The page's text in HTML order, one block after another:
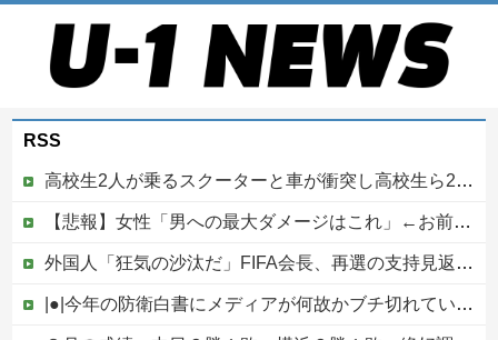
RSS
高校生2人が乗るスクーターと車が衝突し高校生ら2人が死傷、車の運転手を逮捕
【悲報】女性「男への最大ダメージはこれ」←お前ら耐えられる？
外国人「狂気の沙汰だ」FIFA会長、再選の支持見返りにモロッコへ2030年W杯決勝の開催を打診か！海外から批判殺到！【海外の反応】
|●|今年の防衛白書にメディアが何故かブチ切れている模様、躍起になって批判するも逆に有権者からは……